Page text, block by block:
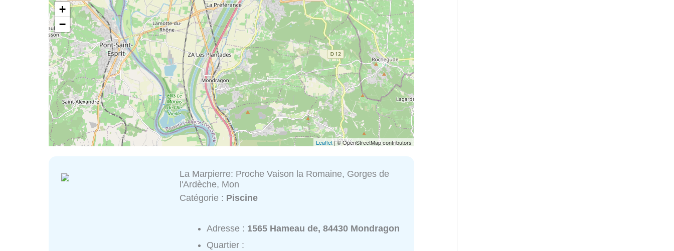
+
−
Leaflet| © OpenStreetMap contributors
La Marpierre: Proche Vaison la Romaine, Gorges de
l'Ardèche, Mon
Catégorie : Piscine
Adresse : 1565 Hameau de, 84430 Mondragon
Quartier :